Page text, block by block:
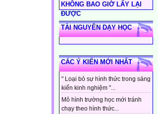
KHÔNG BAO GIỜ LẤY LẠI
ĐƯỢC
TÀI NGUYÊN DẠY HỌC
CÁC Ý KIẾN MỚI NHẤT
" Loại bỏ sự hình thức trong sáng
kiến kinh nghiệm "...
Mô hình trường học mới tránh
chạy theo hình thức...